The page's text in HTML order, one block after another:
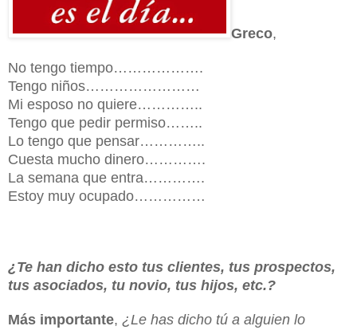
Greco,
No tengo tiempo……………….
Tengo niños……………………
Mi esposo no quiere…………..
Tengo que pedir permiso……..
Lo tengo que pensar…………..
Cuesta mucho dinero………….
La semana que entra………….
Estoy muy ocupado……………
¿Te han dicho esto tus clientes, tus prospectos,
tus asociados, tu novio, tus hijos, etc.?
Más importante, ¿Le has dicho tú a alguien lo